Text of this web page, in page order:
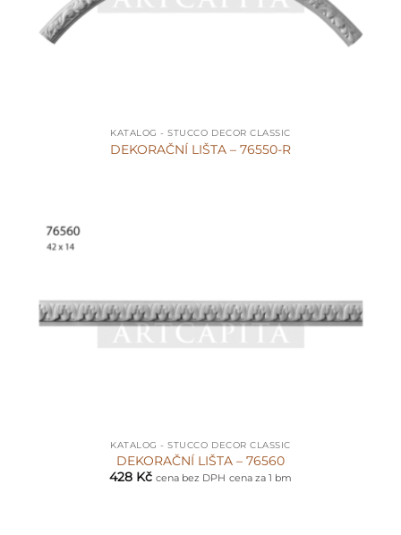
KATALOG - STUCCO DECOR CLASSIC
DEKORAČNÍ LIŠTA – 76550-R
KATALOG - STUCCO DECOR CLASSIC
DEKORAČNÍ LIŠTA – 76560
428 Kč cena bez DPH cena za 1 bm